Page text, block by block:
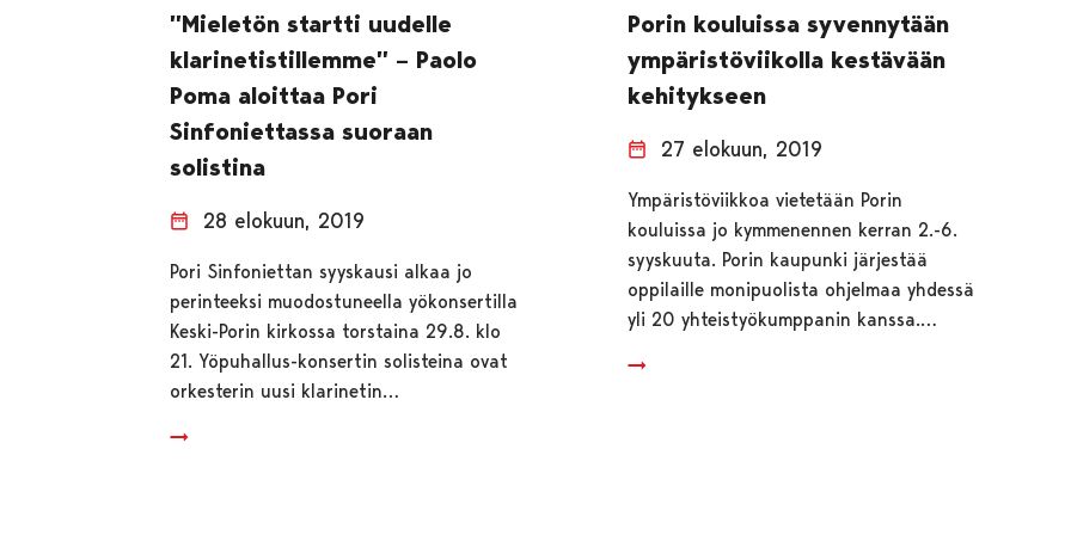
”Mieletön startti uudelle
klarinetistillemme” – Paolo
Poma aloittaa Pori
Sinfoniettassa suoraan
solistina
28 elokuun, 2019
Pori Sinfoniettan syyskausi alkaa jo
perinteeksi muodostuneella yökonsertilla
Keski-Porin kirkossa torstaina 29.8. klo
21. Yöpuhallus-konsertin solisteina ovat
orkesterin uusi klarinetin…
Porin kouluissa syvennytään
ympäristöviikolla kestävään
kehitykseen
27 elokuun, 2019
Ympäristöviikkoa vietetään Porin
kouluissa jo kymmenennen kerran 2.-6.
syyskuuta. Porin kaupunki järjestää
oppilaille monipuolista ohjelmaa yhdessä
yli 20 yhteistyökumppanin kanssa.…